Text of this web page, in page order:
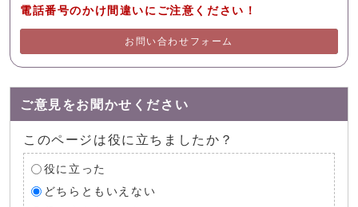
電話番号のかけ間違いにご注意ください！
お問い合わせフォーム
ご意見をお聞かせください
このページは役に立ちましたか？
役に立った
どちらともいえない